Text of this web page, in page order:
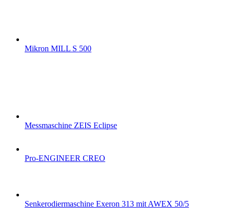
Mikron MILL S 500
Messmaschine ZEIS Eclipse
Pro-ENGINEER CREO
Senkerodiermaschine Exeron 313 mit AWEX 50/5